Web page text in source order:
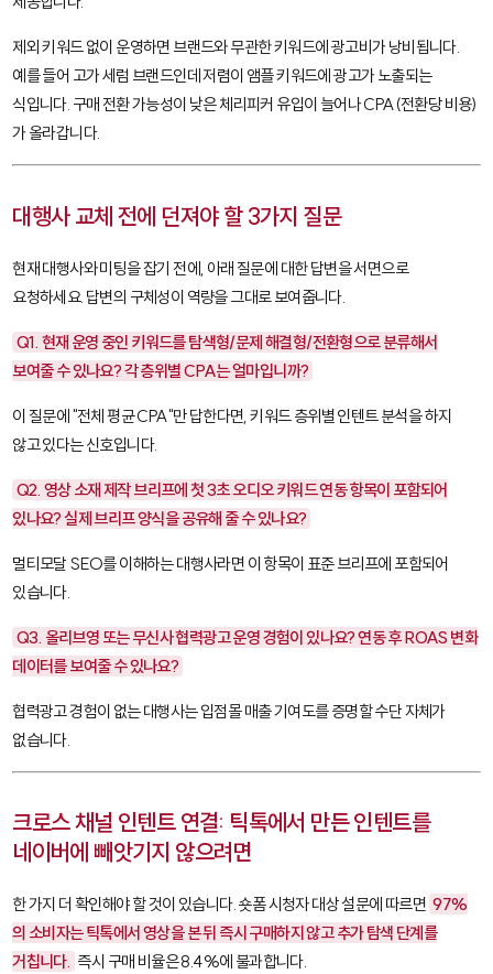
제외 키워드 없이 운영하면 브랜드와 무관한 키워드에 광고비가 낭비됩니다.
예를 들어 고가 세럼 브랜드인데저렴이 앰플키워드에 광고가 노출되는
식입니다. 구매 전환 가능성이 낮은 체리피커 유입이 늘어나 CPA(전환당 비용)
가 올라갑니다.
대행사 교체 전에 던져야 할 3가지 질문
현재 대행사와 미팅을 잡기 전에, 아래 질문에 대한 답변을 서면으로
요청하세요. 답변의 구체성이 역량을 그대로 보여줍니다.
Q1. 현재 운영 중인 키워드를 탐색형/문제 해결형/전환형으로 분류해서
보여줄 수 있나요? 각 층위별 CPA는 얼마입니까?
이 질문에 "전체 평균 CPA"만 답한다면, 키워드 층위별 인텐트 분석을 하지
않고 있다는 신호입니다.
Q2. 영상 소재 제작 브리프에 첫 3초 오디오 키워드 연동 항목이 포함되어
있나요? 실제 브리프 양식을 공유해 줄 수 있나요?
멀티모달 SEO를 이해하는 대행사라면 이 항목이 표준 브리프에 포함되어
있습니다.
Q3. 올리브영 또는 무신사 협력광고 운영 경험이 있나요? 연동 후 ROAS 변화
데이터를 보여줄 수 있나요?
협력광고 경험이 없는 대행사는 입점몰 매출 기여도를 증명할 수단 자체가
없습니다.
크로스 채널 인텐트 연결: 틱톡에서 만든 인텐트를
네이버에 빼앗기지 않으려면
한 가지 더 확인해야 할 것이 있습니다. 숏폼 시청자 대상 설문에 따르면 97%
의 소비자는 틱톡에서 영상을 본 뒤 즉시 구매하지 않고 추가 탐색 단계를
거칩니다. 즉시 구매 비율은 8.4%에 불과합니다.